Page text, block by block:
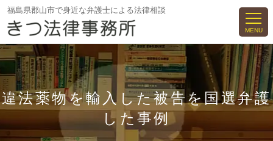
コ
ン
へ
ス
福島県郡山市で身近な弁護士による法律相談
MENU
違法薬物を輸入した被告を国選弁護
した事例